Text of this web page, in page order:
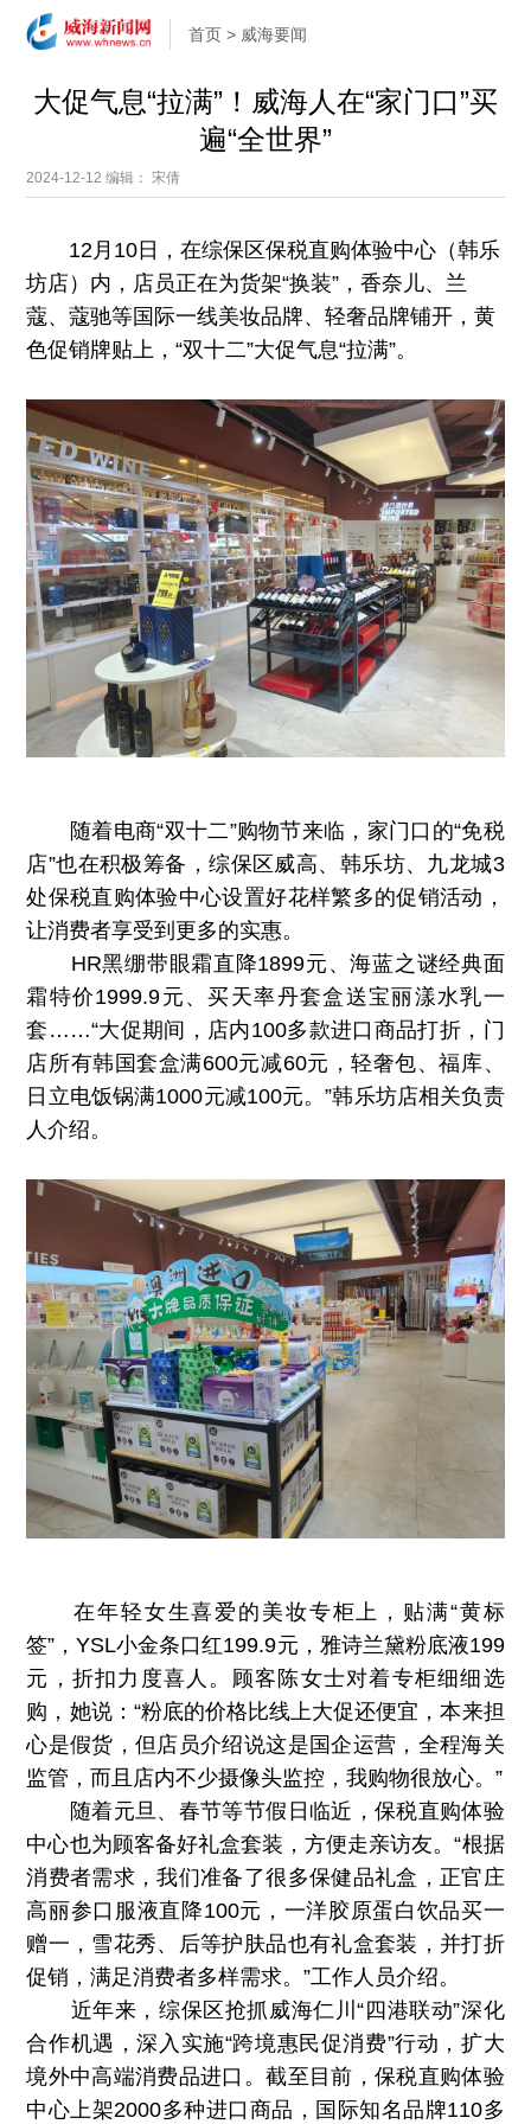
首页 > 威海要闻
大促气息“拉满”！威海人在“家门口”买
遍“全世界”
2024-12-12编辑： 宋倩
12月10日，在综保区保税直购体验中心（韩乐
坊店）内，店员正在为货架“换装”，香奈儿、兰
蔻、蔻驰等国际一线美妆品牌、轻奢品牌铺开，黄
色促销牌贴上，“双十二”大促气息“拉满”。
随着电商“双十二”购物节来临，家门口的“免税
店”也在积极筹备，综保区威高、韩乐坊、九龙城3
处保税直购体验中心设置好花样繁多的促销活动，
让消费者享受到更多的实惠。
HR黑绷带眼霜直降1899元、海蓝之谜经典面
霜特价1999.9元、买天率丹套盒送宝丽漾水乳一
套……“大促期间，店内100多款进口商品打折，门
店所有韩国套盒满600元减60元，轻奢包、福库、
日立电饭锅满1000元减100元。”韩乐坊店相关负责
人介绍。
在年轻女生喜爱的美妆专柜上，贴满“黄标
签”，YSL小金条口红199.9元，雅诗兰黛粉底液199
元，折扣力度喜人。顾客陈女士对着专柜细细选
购，她说：“粉底的价格比线上大促还便宜，本来担
心是假货，但店员介绍说这是国企运营，全程海关
监管，而且店内不少摄像头监控，我购物很放心。”
随着元旦、春节等节假日临近，保税直购体验
中心也为顾客备好礼盒套装，方便走亲访友。“根据
消费者需求，我们准备了很多保健品礼盒，正官庄
高丽参口服液直降100元，一洋胶原蛋白饮品买一
赠一，雪花秀、后等护肤品也有礼盒套装，并打折
促销，满足消费者多样需求。”工作人员介绍。
近年来，综保区抢抓威海仁川“四港联动”深化
合作机遇，深入实施“跨境惠民促消费”行动，扩大
境外中高端消费品进口。截至目前，保税直购体验
中心上架2000多种进口商品，国际知名品牌110多